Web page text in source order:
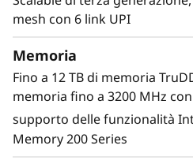
Lenovo ThinkSystem
gestire con la massima
lavoro standard, come
gestione delle
aziendale generiche e di
consentendo
adattarla alle esigenze di
mesh con 6 link UPI
Memoria
Fino a 12 TB di memoria
memoria fino a 3200 MHz
supporto delle funzionalità
Memory 200 Series